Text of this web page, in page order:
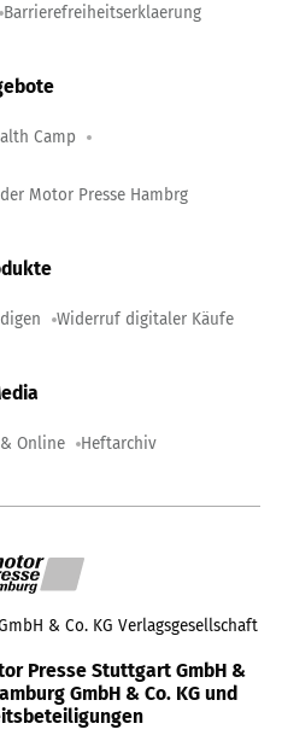
Barrierefreiheitserklaerung
Camp
Motor Presse Hambrg
Widerruf digitaler Käufe
Online Heftarchiv
& Co. KG Verlagsgesellschaft
Presse Stuttgart GmbH &
GmbH & Co. KG und